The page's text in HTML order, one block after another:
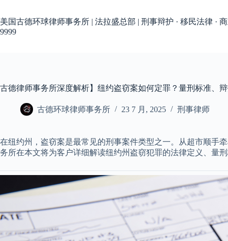
内
容
美国古德环球律师事务所 | 法拉盛总部 | 刑事辩护 · 移民法律 ·
9999
古德律师事务所深度解析】纽约盗窃案如何定罪？量刑标准、
古德环球律师事务所 23 7 月, 2025 刑事律师
在纽约州，盗窃案是最常见的刑事案件类型之一。从超市顺手
务所在本文将为客户详细解读纽约州盗窃犯罪的法律定义、量